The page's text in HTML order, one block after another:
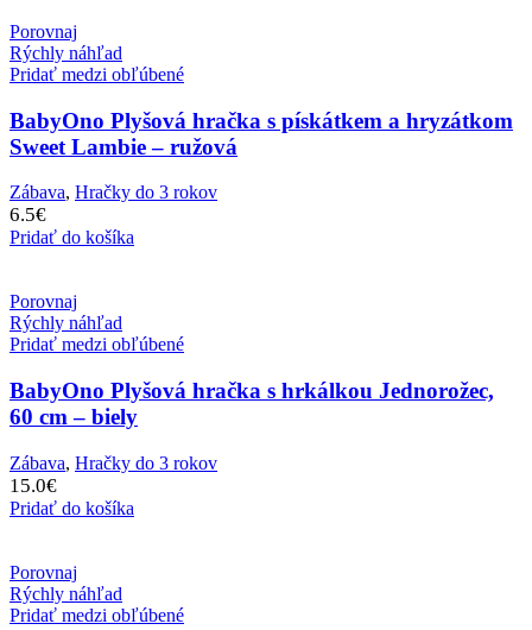
Porovnaj
Rýchly náhľad
Pridať medzi obľúbené
BabyOno Plyšová hračka s pískátkem a hryzátkom
Sweet Lambie – ružová
Zábava, Hračky do 3 rokov
6.5€
Pridať do košíka
Porovnaj
Rýchly náhľad
Pridať medzi obľúbené
BabyOno Plyšová hračka s hrkálkou Jednorožec,
60 cm – biely
Zábava, Hračky do 3 rokov
15.0€
Pridať do košíka
Porovnaj
Rýchly náhľad
Pridať medzi obľúbené